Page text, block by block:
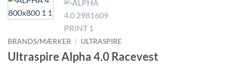
BRANDS/MÆRKER / ULTRASPIRE
Ultraspire Alpha 4.0 Racevest